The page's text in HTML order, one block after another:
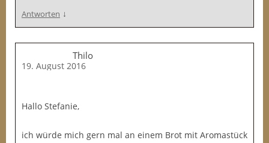
Antworten ↓
Thilo
19. August 2016
Hallo Stefanie,
ich würde mich gern mal an einem Brot mit Aromastück